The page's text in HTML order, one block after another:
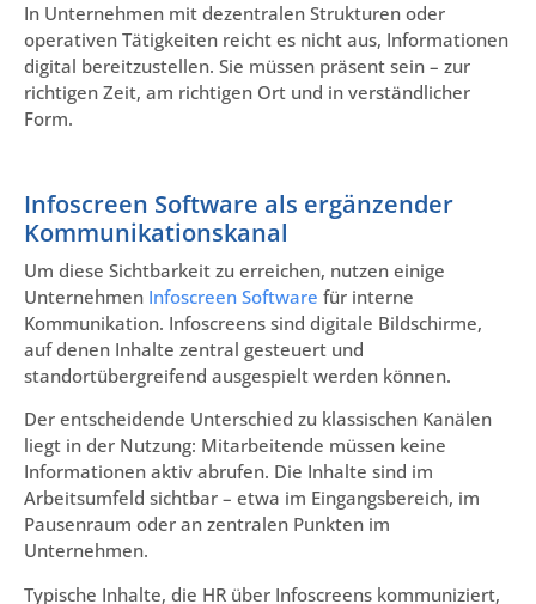
In Unternehmen mit dezentralen Strukturen oder
operativen Tätigkeiten reicht es nicht aus, Informationen
digital bereitzustellen. Sie müssen präsent sein – zur
richtigen Zeit, am richtigen Ort und in verständlicher
Form.
Infoscreen Software als ergänzender
Kommunikationskanal
Um diese Sichtbarkeit zu erreichen, nutzen einige
Unternehmen Infoscreen Software für interne
Kommunikation. Infoscreens sind digitale Bildschirme,
auf denen Inhalte zentral gesteuert und
standortübergreifend ausgespielt werden können.
Der entscheidende Unterschied zu klassischen Kanälen
liegt in der Nutzung: Mitarbeitende müssen keine
Informationen aktiv abrufen. Die Inhalte sind im
Arbeitsumfeld sichtbar – etwa im Eingangsbereich, im
Pausenraum oder an zentralen Punkten im
Unternehmen.
Typische Inhalte, die HR über Infoscreens kommuniziert,